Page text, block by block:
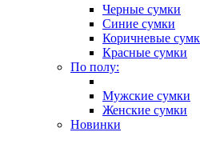
Черные сумки
Синие сумки
Коричневые
Красные сумки
По полу:
Мужские сумки
Женские сумки
Новинки